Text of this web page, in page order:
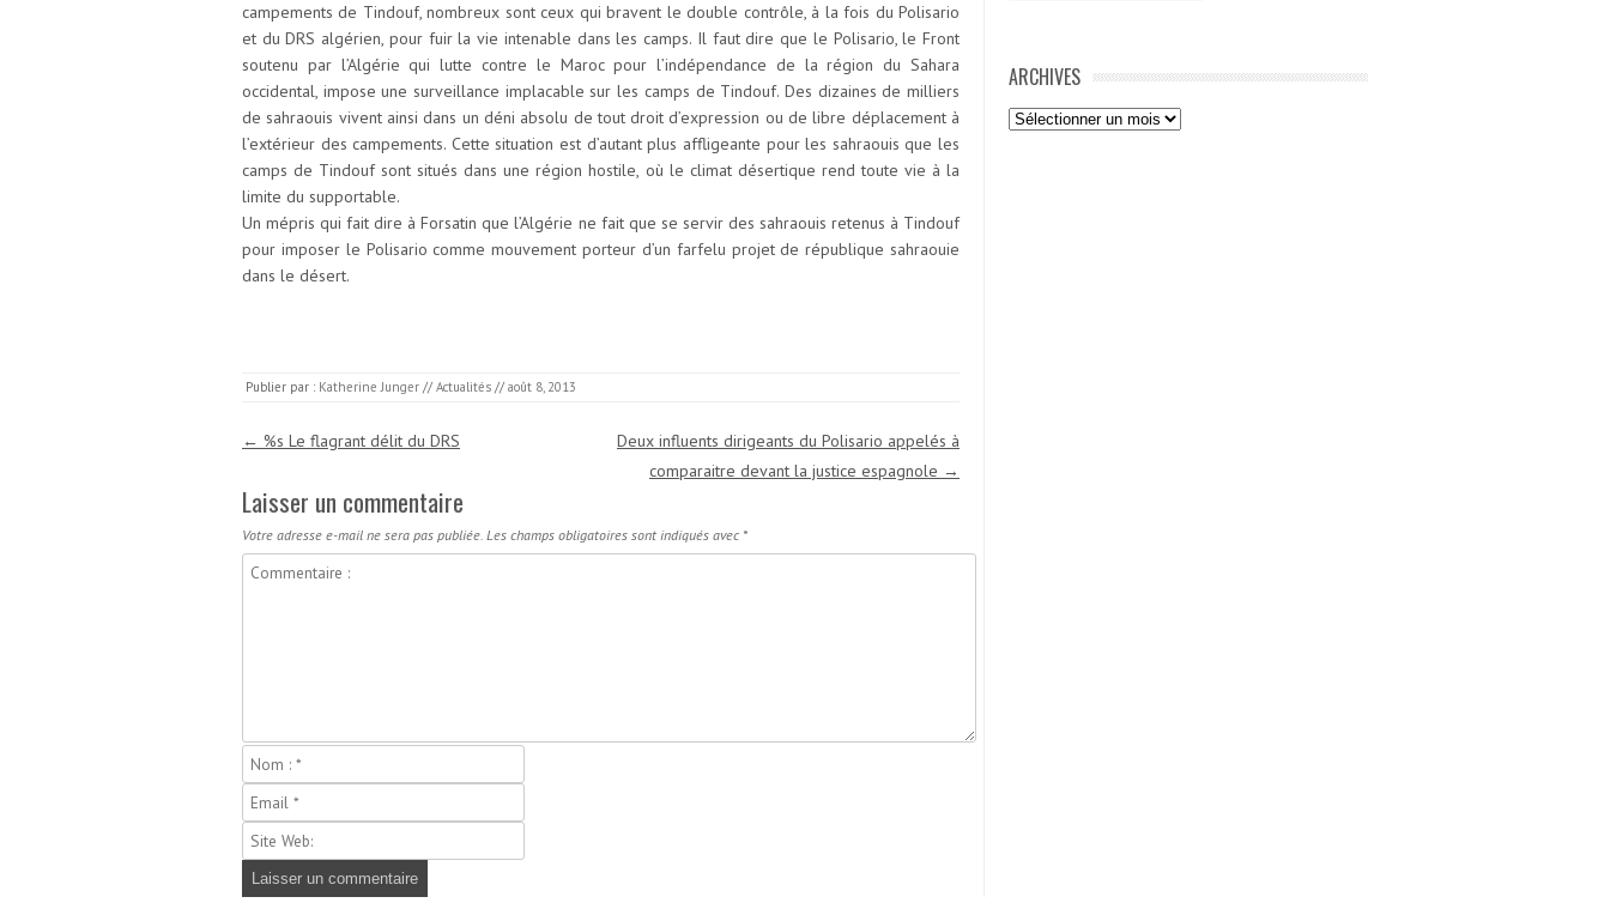
campements de Tindouf, nombreux sont ceux qui bravent le double contrôle, à la fois du Polisario
et du DRS algérien, pour fuir la vie intenable dans les camps. Il faut dire que le Polisario, le Front
soutenu par l’Algérie qui lutte contre le Maroc pour l’indépendance de la région du Sahara
occidental, impose une surveillance implacable sur les camps de Tindouf. Des dizaines de milliers
de sahraouis vivent ainsi dans un déni absolu de tout droit d’expression ou de libre déplacement à
l’extérieur des campements. Cette situation est d’autant plus affligeante pour les sahraouis que les
camps de Tindouf sont situés dans une région hostile, où le climat désertique rend toute vie à la
limite du supportable.
Un mépris qui fait dire à Forsatin que l’Algérie ne fait que se servir des sahraouis retenus à Tindouf
pour imposer le Polisario comme mouvement porteur d’un farfelu projet de république sahraouie
dans le désert.
Publier par : Katherine Junger // Actualités // août 8, 2013
Navigation des articles
← %s Le flagrant délit du DRS
Deux influents dirigeants du Polisario appelés à
comparaitre devant la justice espagnole →
Laisser un commentaire
Votre adresse e-mail ne sera pas publiée. Les champs obligatoires sont indiqués avec *
ARCHIVES
Archives